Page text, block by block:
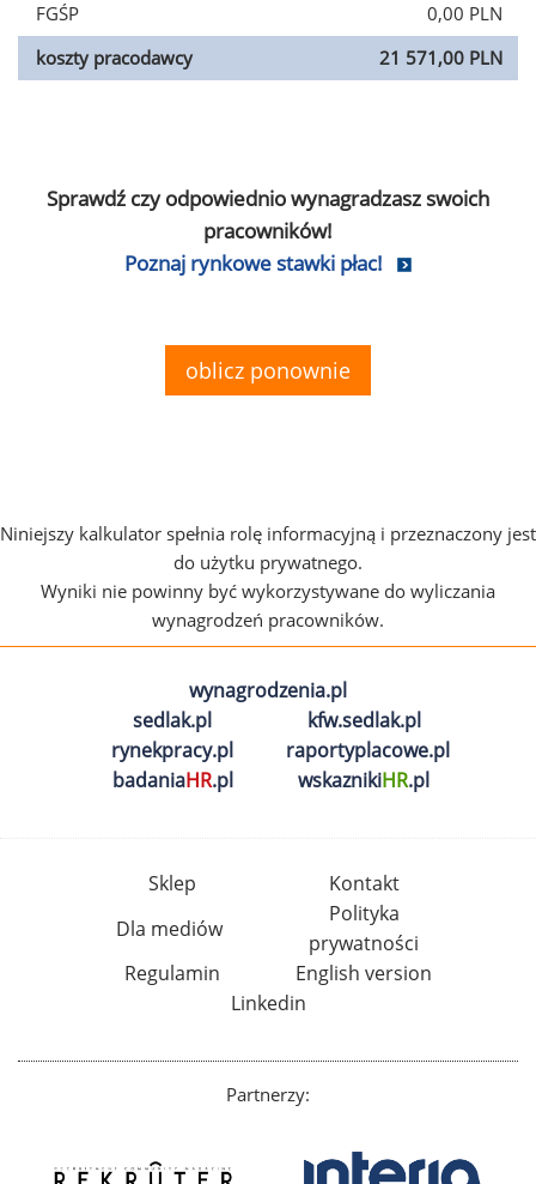
FGŚP
0,00 PLN
koszty pracodawcy
21 571,00 PLN
Sprawdź czy odpowiednio wynagradzasz swoich
pracowników!
Poznaj rynkowe stawki płac!
oblicz ponownie
Niniejszy kalkulator spełnia rolę informacyjną i przeznaczony jest
do użytku prywatnego.
Wyniki nie powinny być wykorzystywane do wyliczania
wynagrodzeń pracowników.
wynagrodzenia.pl
sedlak.pl
kfw.sedlak.pl
rynekpracy.pl
raportyplacowe.pl
badaniaHR.pl wskaznikiHR.pl
Sklep
Kontakt
Dla mediów
Polityka
prywatności
Regulamin
English version
Linkedin
Partnerzy: